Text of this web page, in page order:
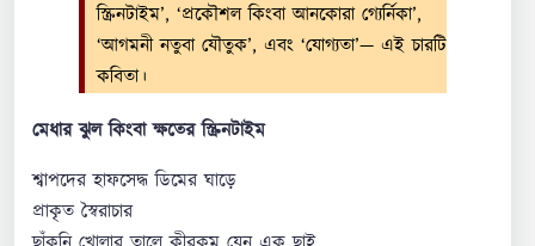
স্ক্রিনটাইম’, ‘প্রকৌশল কিংবা আনকোরা গ্যের্নিকা’,
‘আগমনী নতুবা যৌতুক’, এবং ‘যোগ্যতা’— এই চারটি
কবিতা।
মেধার ঝুল কিংবা ক্ষতের স্ক্রিনটাইম
শ্বাপদের হাফসেদ্ধ ডিমের ঘাড়ে
প্রাকৃত স্বৈরাচার